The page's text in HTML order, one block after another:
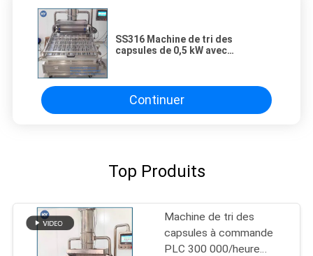
SS316 Machine de tri des
capsules de 0,5 kW avec
paintball
Continuer
Top Produits
Machine de tri des
capsules à commande
PLC 300 000/heure